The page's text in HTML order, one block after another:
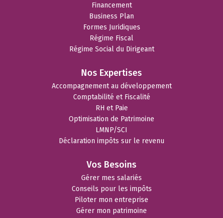
Financement
Business Plan
Formes Juridiques
Régime Fiscal
Régime Social du Dirigeant
Nos Expertises
Accompagnement au développement
Comptabilité et Fiscalité
RH et Paie
Optimisation de Patrimoine
LMNP/SCI
Déclaration impôts sur le revenu
Vos Besoins
Gérer mes salariés
Conseils pour les impôts
Piloter mon entreprise
Gérer mon patrimoine